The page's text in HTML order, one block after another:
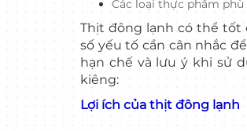
Các loại thực phẩm
Thịt đông lạnh có thể tốt
số yếu tố cần cân nhắc
hạn chế và lưu ý khi sử
kiêng:
Lợi ích của thịt đông lạnh